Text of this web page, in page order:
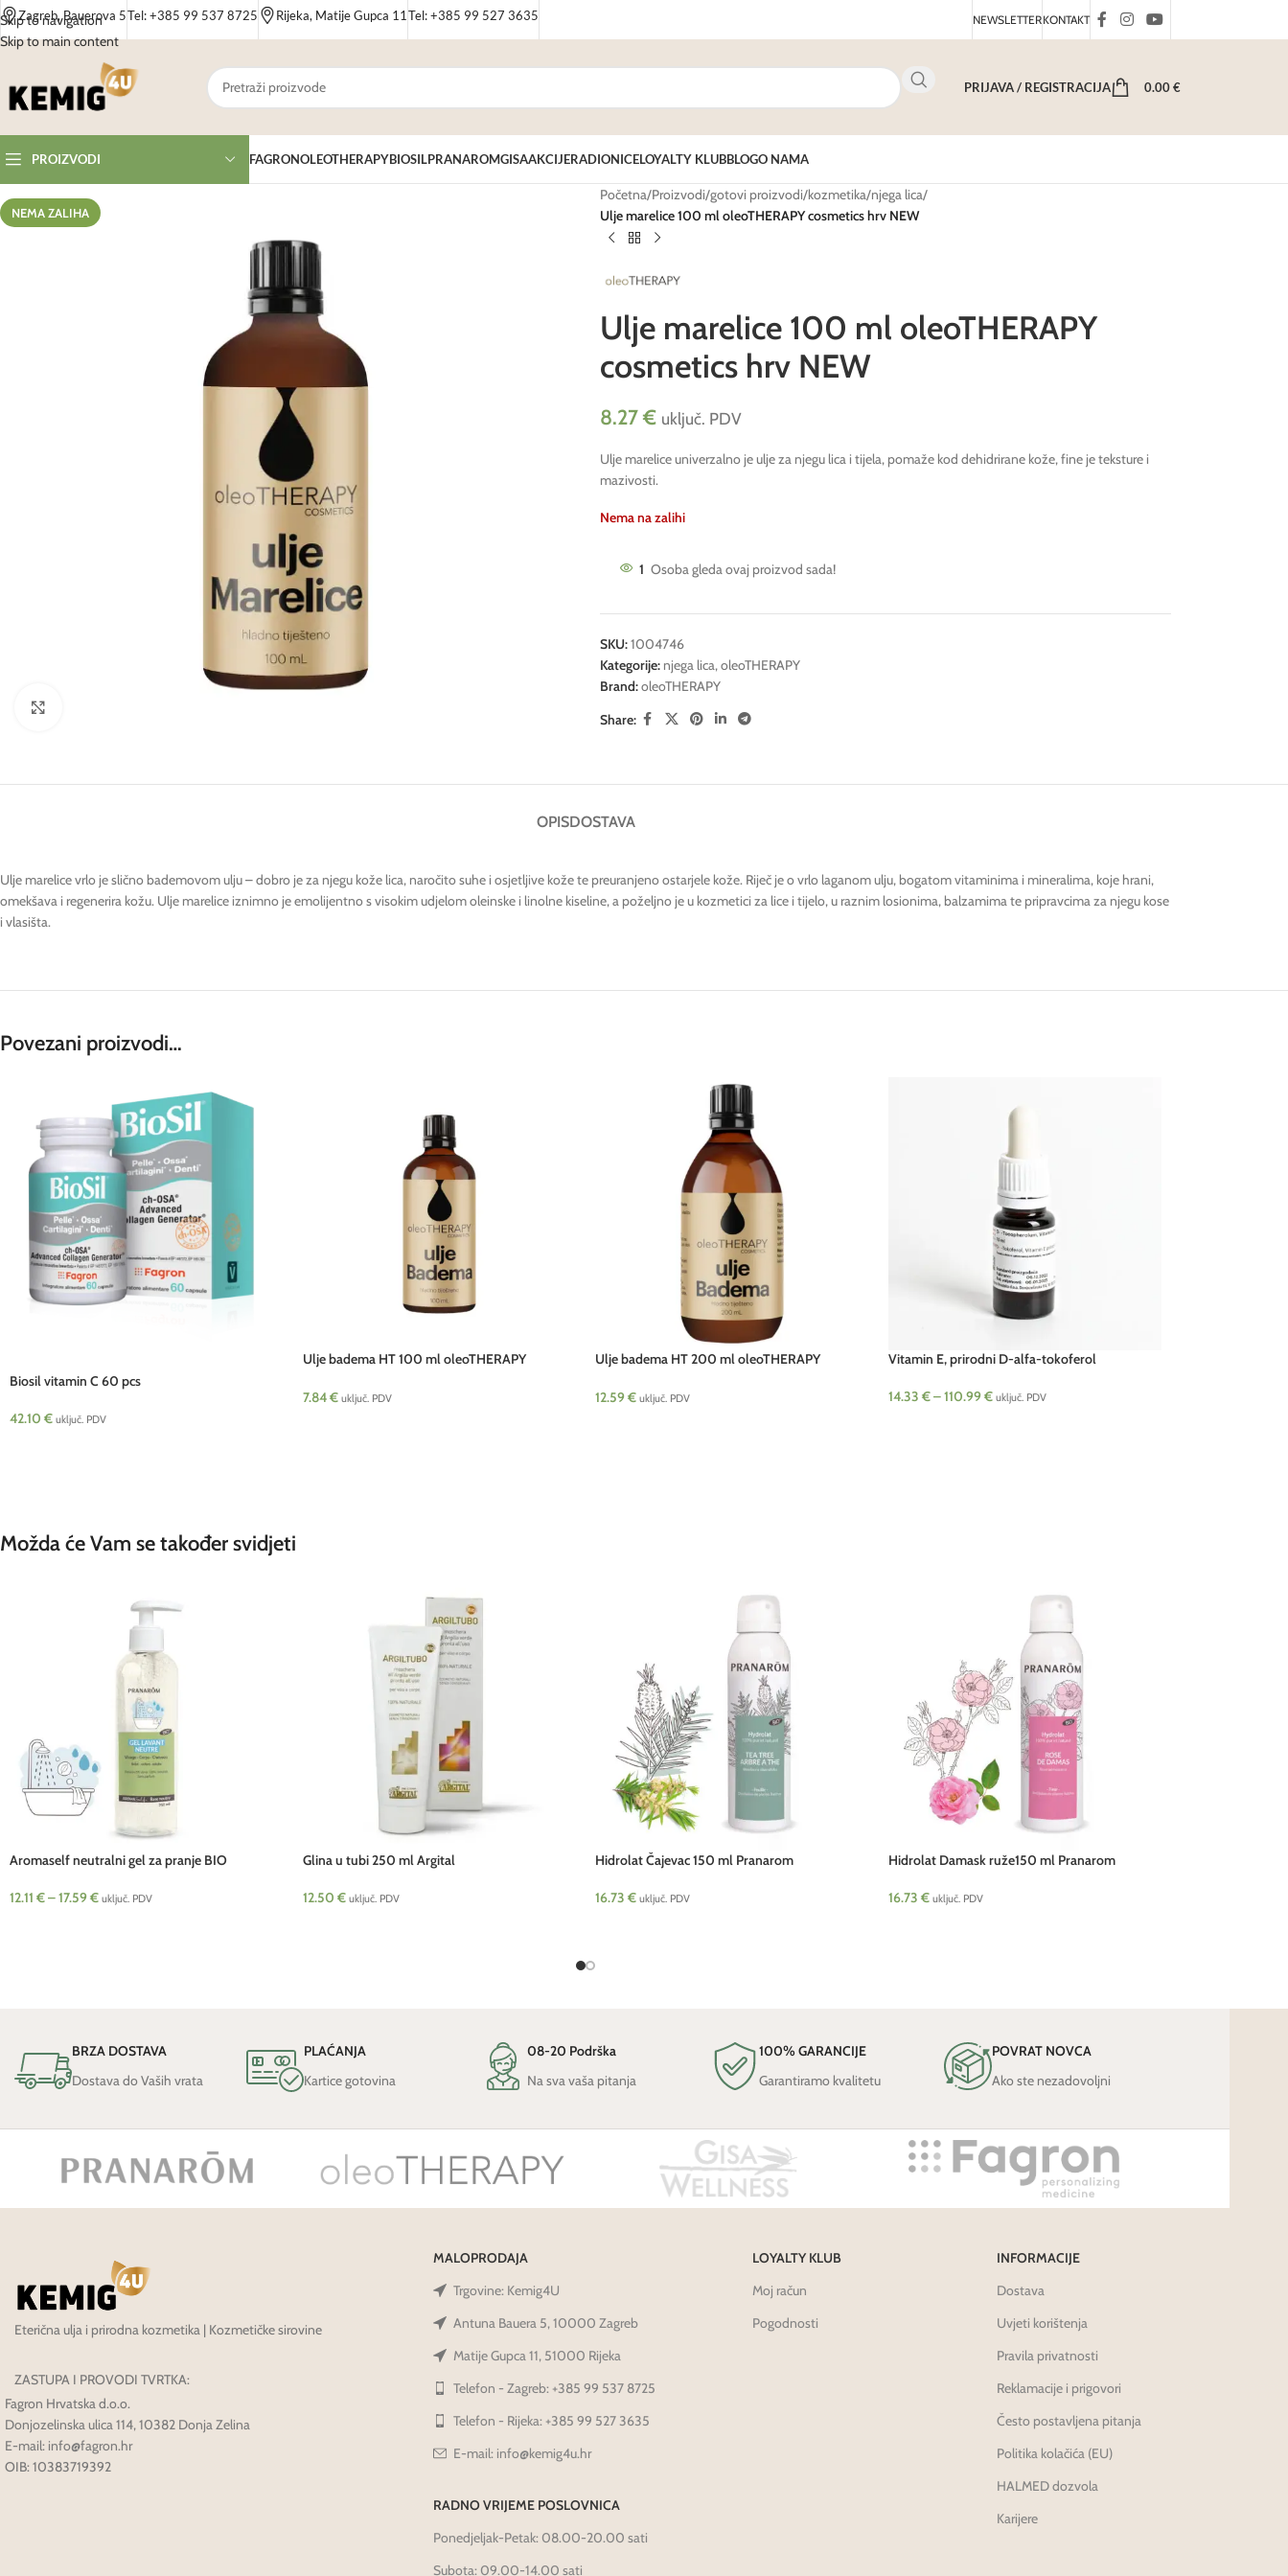
Skip to navigation
Skip to main content
Zagreb, Bauerova 5Tel: +385 99 537 8725 Rijeka, Matije Gupca 11 Tel: +385 99 527 3635 NEWSLETTERKONTAKT
PRIJAVA / REGISTRACIJA 0.00€
PROIZVODI FAGRONOLEOTHERAPYBIOSILPRANAROMGISAAKCIJERADIONICELOYALTY KLUBBLOGO NAMA
NEMA ZALIHA
Početna/Proizvodi/gotovi proizvodi/kozmetika/njega lica/
Ulje marelice 100 ml oleoTHERAPY cosmetics hrv NEW
Ulje marelice 100 ml oleoTHERAPY
cosmetics hrv NEW
8.27€ uključ. PDV
Ulje marelice univerzalno je ulje za njegu lica i tijela, pomaže kod dehidrirane kože, fine je teksture i
mazivosti.
Nema na zalihi
1 Osoba gleda ovaj proizvod sada!
SKU:1004746
Kategorije: njega lica,oleoTHERAPY
Brand:oleoTHERAPY
Share:
OPISDOSTAVA
Ulje marelice vrlo je slično bademovom ulju – dobro je za njegu kože lica, naročito suhe i osjetljive kože te preuranjeno ostarjele kože. Riječ je o vrlo laganom ulju, bogatom vitaminima i mineralima, koje hrani,
omekšava i regenerira kožu. Ulje marelice iznimno je emolijentno s visokim udjelom oleinske i linolne kiseline, a poželjno je u kozmetici za lice i tijelo, u raznim losionima, balzamima te pripravcima za njegu kose
i vlasišta.
Povezani proizvodi…
Biosil vitamin C 60 pcs
42.10 € uključ. PDV
Ulje badema HT 100 ml oleoTHERAPY
7.84€ uključ. PDV
Ulje badema HT 200 ml oleoTHERAPY
12.59€ uključ. PDV
Vitamin E, prirodni D-alfa-tokoferol
14.33 €–110.99€ uključ. PDV
Možda će Vam se također svidjeti
Aromaself neutralni gel za pranje BIO
12.11 €–17.59€ uključ. PDV
Glina u tubi 250 ml Argital
12.50 € uključ. PDV
Hidrolat Čajevac 150 ml Pranarom
16.73 € uključ. PDV
Hidrolat Damask ruže150 ml Pranarom
16.73 € uključ. PDV
BRZA DOSTAVA
Dostava do Vaših vrata
PLAĆANJA
Kartice gotovina
08-20 Podrška
Na sva vaša pitanja
100% GARANCIJE
Garantiramo kvalitetu
POVRAT NOVCA
Ako ste nezadovoljni
Eterična ulja i prirodna kozmetika | Kozmetičke sirovine
ZASTUPA I PROVODI TVRTKA:
Fagron Hrvatska d.o.o.
Donjozelinska ulica 114, 10382 Donja Zelina
E-mail: info@fagron.hr
OIB: 10383719392
MALOPRODAJA
Trgovine: Kemig4U
Antuna Bauera 5, 10000 Zagreb
Matije Gupca 11, 51000 Rijeka
Telefon - Zagreb: +385 99 537 8725
Telefon - Rijeka: +385 99 527 3635
E-mail: info@kemig4u.hr
RADNO VRIJEME POSLOVNICA
Ponedjeljak-Petak: 08.00-20.00 sati
Subota: 09.00-14.00 sati
LOYALTY KLUB
Moj račun
Pogodnosti
INFORMACIJE
Dostava
Uvjeti korištenja
Pravila privatnosti
Reklamacije i prigovori
Često postavljena pitanja
Politika kolačića (EU)
HALMED dozvola
Karijere